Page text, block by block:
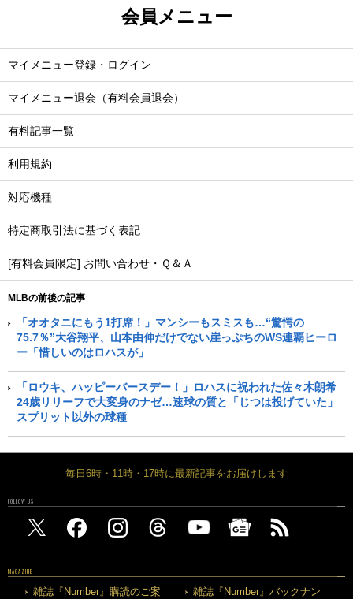
会員メニュー
マイメニュー登録・ログイン
マイメニュー退会（有料会員退会）
有料記事一覧
利用規約
対応機種
特定商取引法に基づく表記
[有料会員限定] お問い合わせ・Ｑ＆Ａ
MLBの前後の記事
「オオタニにもう1打席！」マンシーもスミスも…“驚愕の
75.7％”大谷翔平、山本由伸だけでない崖っぷちのWS連覇ヒーロ
ー「惜しいのはロハスが」
「ロウキ、ハッピーバースデー！」ロハスに祝われた佐々木朗希
24歳リリーフで大変身のナゼ…速球の質と「じつは投げていた」
スプリット以外の球種
毎日6時・11時・17時に最新記事をお届けします
FOLLOW US
MAGAZINE
雑誌『Number』購読のご案
雑誌『Number』バックナン